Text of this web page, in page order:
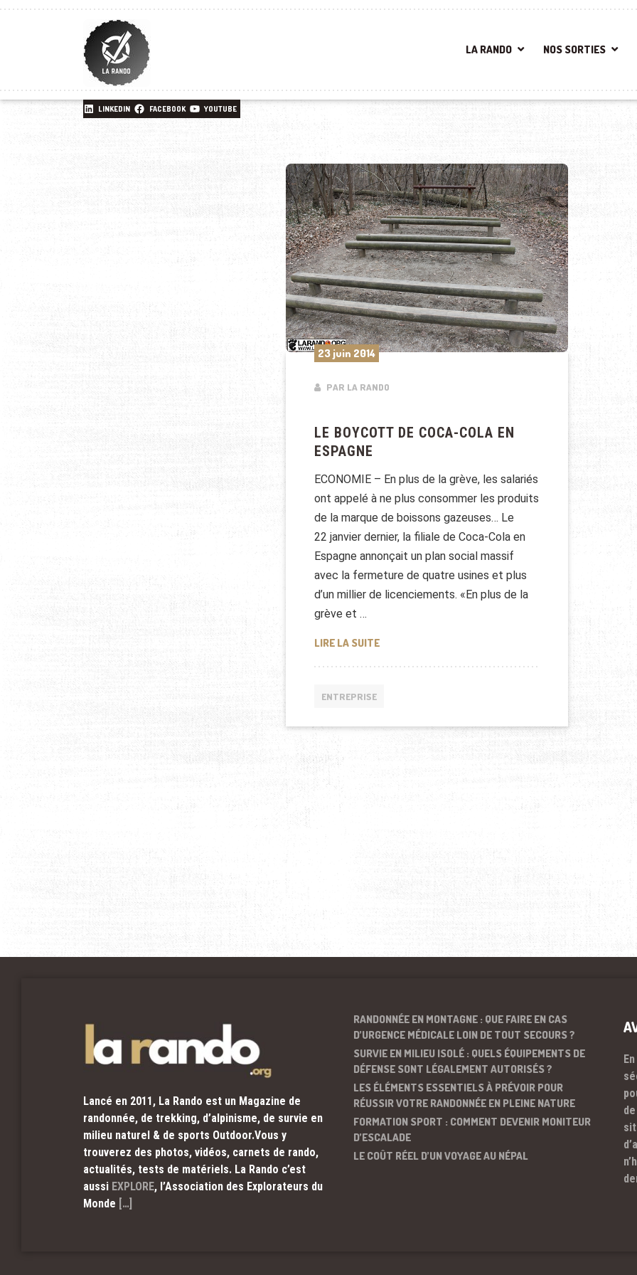
LA RANDO NOS SORTIES
LINKEDIN FACEBOOK YOUTUBE
23 juin 2014
PAR LA RANDO
LE BOYCOTT DE COCA-COLA EN
ESPAGNE
ECONOMIE – En plus de la grève, les salariés
ont appelé à ne plus consommer les produits
de la marque de boissons gazeuses… Le
22 janvier dernier, la filiale de Coca-Cola en
Espagne annonçait un plan social massif
avec la fermeture de quatre usines et plus
d’un millier de licenciements. «En plus de la
grève et …
LIRE LA SUITELE BOYCOTT DE COCA-COLA EN ESPAGNE
ENTREPRISE
Lancé en 2011, La Rando est un Magazine de
randonnée, de trekking, d’alpinisme, de survie en
milieu naturel & de sports Outdoor.Vous y
trouverez des photos, vidéos, carnets de rando,
actualités, tests de matériels. La Rando c’est
aussi EXPLORE, l’Association des Explorateurs du
Monde […]
RANDONNÉE EN MONTAGNE : QUE FAIRE EN CAS
D’URGENCE MÉDICALE LOIN DE TOUT SECOURS ?
SURVIE EN MILIEU ISOLÉ : QUELS ÉQUIPEMENTS DE
DÉFENSE SONT LÉGALEMENT AUTORISÉS ?
LES ÉLÉMENTS ESSENTIELS À PRÉVOIR POUR
RÉUSSIR VOTRE RANDONNÉE EN PLEINE NATURE
FORMATION SPORT : COMMENT DEVENIR MONITEUR
D’ESCALADE
LE COÛT RÉEL D’UN VOYAGE AU NÉPAL